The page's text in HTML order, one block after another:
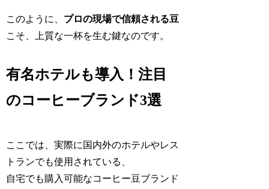
このように、 プロの現場で信頼される豆
こそ、上質な一杯を生む鍵なのです。
有名ホテルも導入！注目
のコーヒーブランド3選
ここでは、実際に国内外のホテルやレス
トランでも使用されている、
自宅でも購入可能なコーヒー豆ブランド